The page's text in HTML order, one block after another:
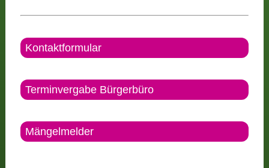
Kontaktformular
Terminvergabe Bürgerbüro
Mängelmelder